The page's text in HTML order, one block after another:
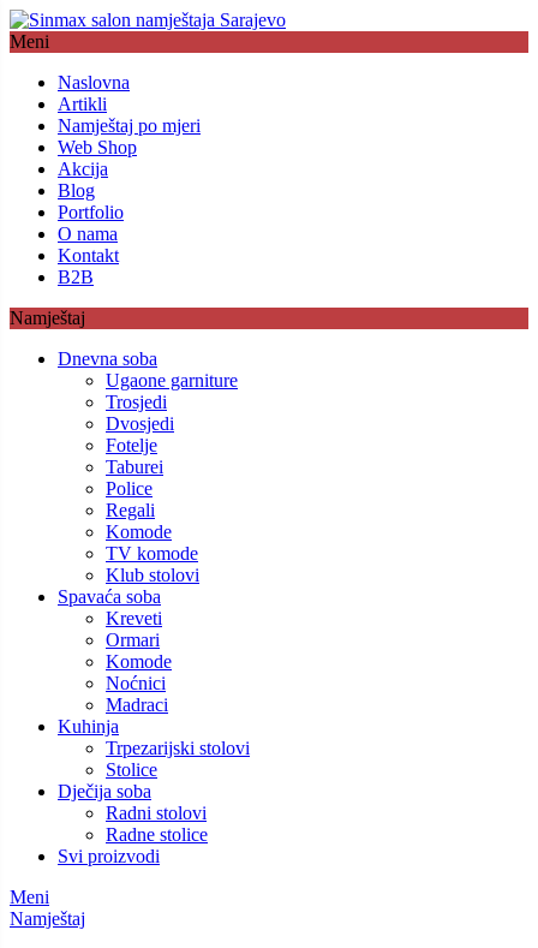
Meni
Naslovna
Artikli
Namještaj po mjeri
Web Shop
Akcija
Blog
Portfolio
O nama
Kontakt
B2B
Namještaj
Dnevna soba
Ugaone garniture
Trosjedi
Dvosjedi
Fotelje
Taburei
Police
Regali
Komode
TV komode
Klub stolovi
Spavaća soba
Kreveti
Ormari
Komode
Noćnici
Madraci
Kuhinja
Trpezarijski stolovi
Stolice
Dječija soba
Radni stolovi
Radne stolice
Svi proizvodi
Meni
Namještaj